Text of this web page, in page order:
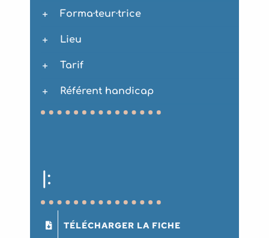
Forma·teur·trice
Lieu
Tarif
Référent handicap
|:
TÉLÉCHARGER LA FICHE